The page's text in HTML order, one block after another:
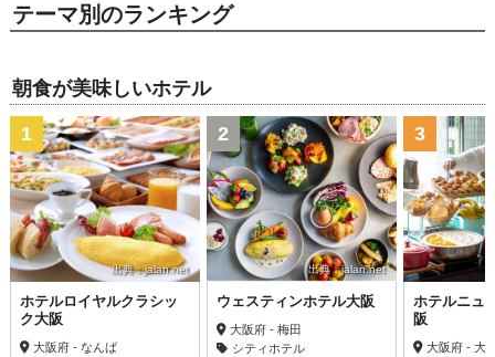
テーマ別のランキング
朝食が美味しいホテル
出典：jalan.net
1
ホテルロイヤルクラシッ
ク大阪
大阪府 - なんば
出典：jalan.net
2
ウェスティンホテル大阪
大阪府 - 梅田
シティホテル
3
ホテルニュ
阪
大阪府 - 大